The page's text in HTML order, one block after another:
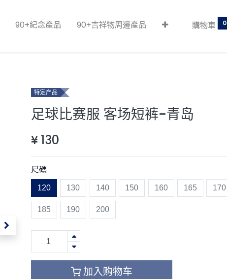
90+紀念產品 90+吉祥物周邊產品 購物車 0
特定产品
足球比赛服 客场短裤-青岛
¥ 130
尺碼
120 130 140 150 160 165 170
185 190 200
加入购物车